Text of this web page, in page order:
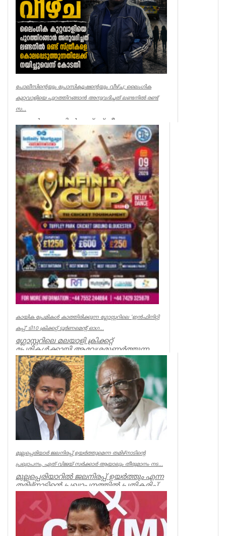
പോലീസിന്റെയും പ്രോസിക്യൂഷന്റെയും വീഴ്ച; ലൈംഗിക
കുറ്റവാളിയെ പുറത്തിറങ്ങാൻ അനുവദിച്ചത് ലണ്ടനിൽ രണ്ട്
സ...
ലണ്ടൻ: ലണ്ടനിൽ രണ്ട് സ്ത്രീകളെ
കൊലപ്പെടുത്തിയ സംഭവത്തിൽ
പോലീസിനും പ്രോസിക്യൂഷനും ഗുരുതര
വീഴ്ച്ച സംഭ...
UK NEWS
കായിക പ്രേമികള്‍ കാത്തിരിക്കുന്ന ഗ്ലോസ്റ്ററിലെ 'ഇന്‍ഫിനിറ്റി
കപ്പ്' ടി10 ക്രിക്കറ്റ് ടൂര്‍ണമെന്റ് ഓഗ...
ഗ്ലോസ്റ്ററിലെ മലയാളി ക്രിക്കറ്റ്
പ്രേമികള്‍ക്കായി ആവേശമുണര്‍ത്തുന്ന
'ഇന്‍ഫിനിറ്റി കപ്പ് - സീസണ്‍ 3'...
Associations
മുല്ലപ്പെരിയാർ ജലനിരപ്പ് ഉയർത്തുമെന്ന തമിഴ്നാടിന്റെ
പ്രഖ്യാപനം, ഏത് വിജയ് സർക്കാർ ആയാലും തീരുമാനം നട...
മുല്ലപ്പെരിയാറിൽ ജലനിരപ്പ് ഉയർത്തും എന്ന
തമിഴ്നാടിന്റെ പ്രഖ്യാപനത്തിൽ പ്രതികരിച്ച്
മുൻമന്ത്രി എം എം...
Kerala